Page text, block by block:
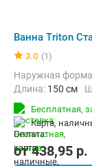
Ванна Triton
3.0 (1)
Наружная
Длина: 150 см
Бесплатная,
карта,
от438,95 p.